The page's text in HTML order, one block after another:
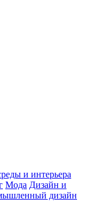
и интерьера
Мода Дизайн и
дизайн